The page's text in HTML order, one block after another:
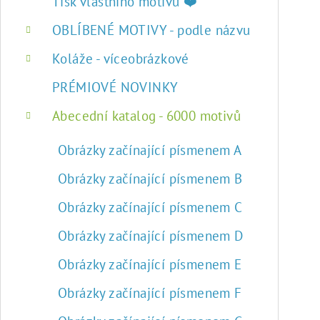
OBLÍBENÉ MOTIVY - podle názvu
Koláže - víceobrázkové
PRÉMIOVÉ NOVINKY
Abecední katalog - 6000 motivů
Obrázky začínající písmenem A
Obrázky začínající písmenem B
Obrázky začínající písmenem C
Obrázky začínající písmenem D
Obrázky začínající písmenem E
Obrázky začínající písmenem F